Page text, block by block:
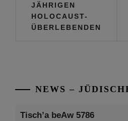
JÄHRIGEN
HOLOCAUST-
ÜBERLEBENDEN
NEWS –
Tisch’a beAw 5786